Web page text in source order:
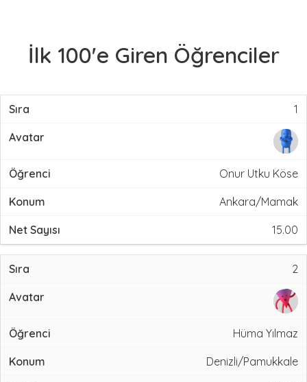
İlk 100'e Giren Öğrenciler
1
Onur Utku Köse
Ankara/Mamak
15.00
2
Hüma Yılmaz
Denizli/Pamukkale